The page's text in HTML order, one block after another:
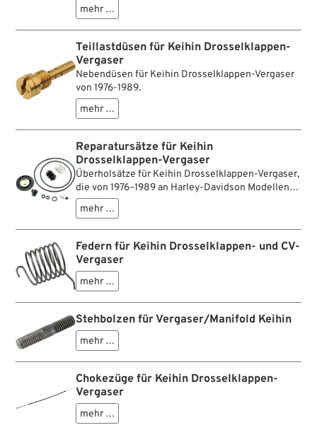
mehr …
Teillastdüsen für Keihin Drosselklappen-
Vergaser
Nebendüsen für Keihin Drosselklappen-Vergaser
von 1976-1989.
mehr …
Reparatursätze für Keihin
Drosselklappen-Vergaser
Überholsätze für Keihin Drosselklappen-Vergaser,
die von 1976–1989 an Harley-Davidson Modellen
FLH, FLT, FX, Softail und Sportster zum Einsatz
kamen.
Enthalten jeweils die Membran für die
Beschleunigerpumpe, die Schwimmernadel-
Ventile, Federn, Gummibälge und O-Ringe zur
vollständigen Instandsetzung des Keihin
Vergasers. Die Kits für die späteren Modelle
enthalten auch die Papierdichtungen, die bei den
Baujahrzuordnung siehe WW-Nummer.
mehr …
Federn für Keihin Drosselklappen- und CV-
Vergaser
mehr …
Stehbolzen für Vergaser/Manifold Keihin
mehr …
Chokezüge für Keihin Drosselklappen-
Vergaser
mehr …